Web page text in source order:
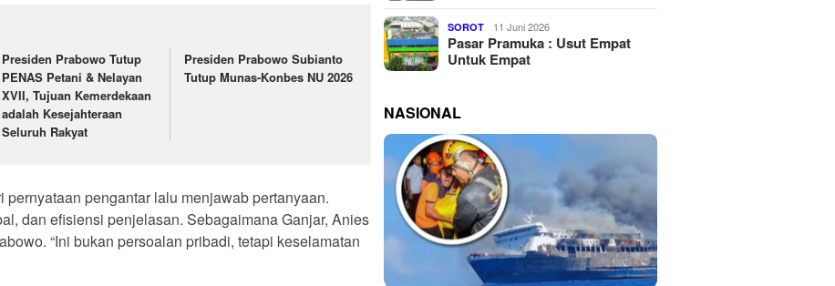
Presiden Prabowo Tutup
PENAS Petani & Nelayan
XVII, Tujuan Kemerdekaan
adalah Kesejahteraan
Seluruh Rakyat
Presiden Prabowo Subianto
Tutup Munas-Konbes NU 2026
pengantar lalu menjawab pertanyaan.
dan efisiensi penjelasan. Sebagaimana Ganjar, Anies
“Ini bukan persoalan pribadi, tetapi keselamatan
SOROT 11 Juni 2026
Pasar Pramuka : Usut Empat
Untuk Empat
NASIONAL